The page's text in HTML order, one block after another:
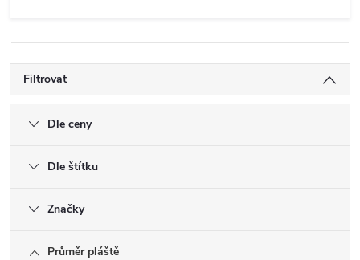
Filtrovat
Dle ceny
Dle štítku
Značky
Průměr pláště